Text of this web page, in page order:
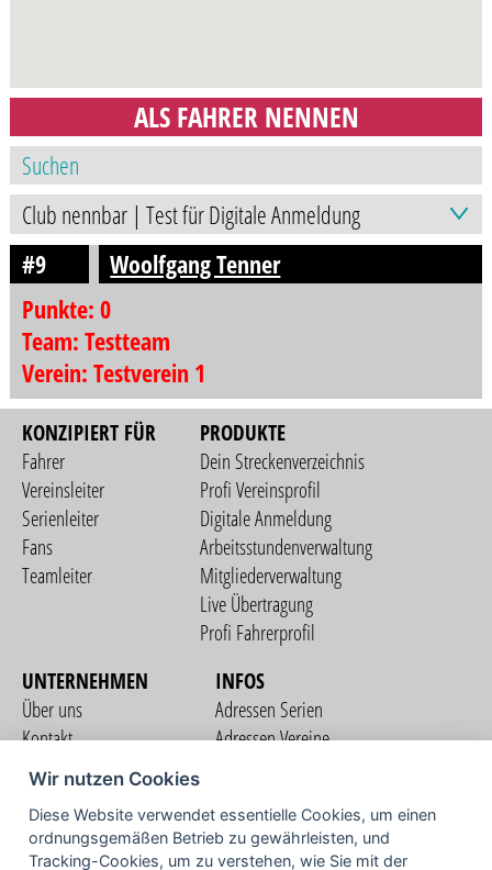
ALS FAHRER NENNEN
#9
Woolfgang Tenner
Punkte: 0
Team: Testteam
Verein: Testverein 1
KONZIPIERT FÜR
Fahrer
Vereinsleiter
Serienleiter
Fans
Teamleiter
PRODUKTE
Dein Streckenverzeichnis
Profi Vereinsprofil
Digitale Anmeldung
Arbeitsstundenverwaltung
Mitgliederverwaltung
Live Übertragung
Profi Fahrerprofil
UNTERNEHMEN
Über uns
Kontakt
Nutzungsbedingungen
Datenschutzerklärung
Impressum
INFOS
Adressen Serien
Adressen Vereine
COMMUNITY
Wir nutzen Cookies
Diese Website verwendet essentielle Cookies, um einen
ordnungsgemäßen Betrieb zu gewährleisten, und
Tracking-Cookies, um zu verstehen, wie Sie mit der